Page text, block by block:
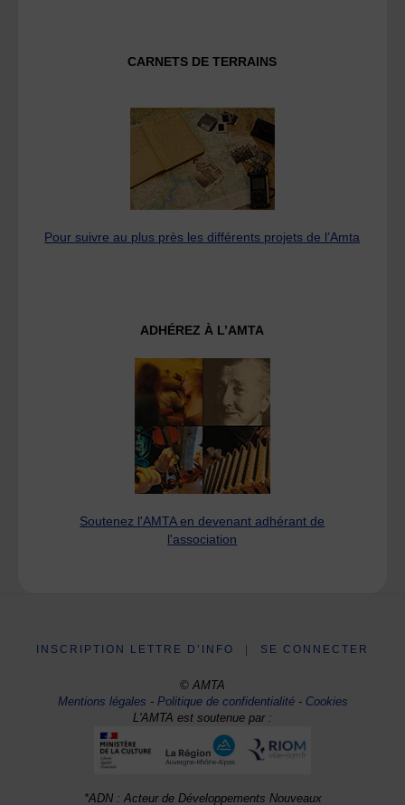
CARNETS DE TERRAINS
Pour suivre au plus près les différents projets de l’Amta
ADHÉREZ À L’AMTA
Soutenez l'AMTA en devenant adhérant de
l'association
INSCRIPTION LETTRE D’INFO SE CONNECTER
© AMTA
Mentions légales -Politique de confidentialité- Cookies
L'AMTA est soutenue par :
*ADN : Acteur de Développements Nouveaux